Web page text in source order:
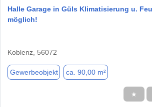
Halle Garage in Güls Klimatisierung u.
möglich!
Koblenz, 56072
Gewerbeobjekt ca. 90,00 m²
★